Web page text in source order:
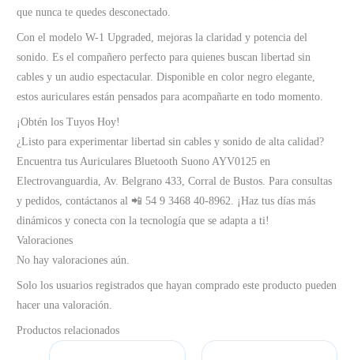
que nunca te quedes desconectado.
Con el modelo W-1 Upgraded, mejoras la claridad y potencia del
sonido. Es el compañero perfecto para quienes buscan libertad sin
cables y un audio espectacular. Disponible en color negro elegante,
estos auriculares están pensados para acompañarte en todo momento.
¡Obtén los Tuyos Hoy!
¿Listo para experimentar libertad sin cables y sonido de alta calidad?
Encuentra tus Auriculares Bluetooth Suono AYV0125 en
Electrovanguardia, Av. Belgrano 433, Corral de Bustos. Para consultas
y pedidos, contáctanos al 📲 54 9 3468 40-8962. ¡Haz tus días más
dinámicos y conecta con la tecnología que se adapta a ti!
Valoraciones
No hay valoraciones aún.
Solo los usuarios registrados que hayan comprado este producto pueden
hacer una valoración.
Productos relacionados